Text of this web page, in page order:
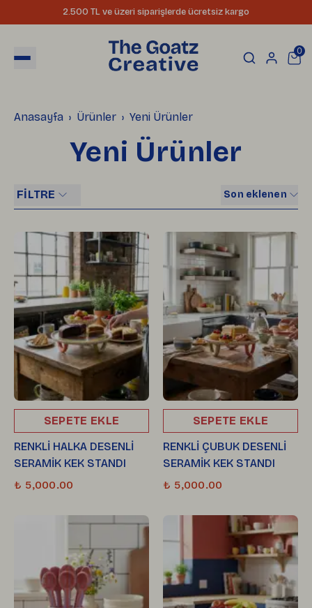
2.500 TL ve üzeri siparişlerde ücretsiz kargo
0
Anasayfa Ürünler Yeni Ürünler
Yeni Ürünler
FİLTRE Son eklenen
SEPETE EKLE
RENKLİ HALKA DESENLİ
SERAMİK KEK STANDI
₺ 5,000.00
SEPETE EKLE
RENKLİ ÇUBUK DESENLİ
SERAMİK KEK STANDI
₺ 5,000.00